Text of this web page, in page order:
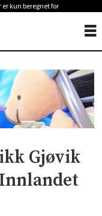
er kun beregnet for
Gjøvik